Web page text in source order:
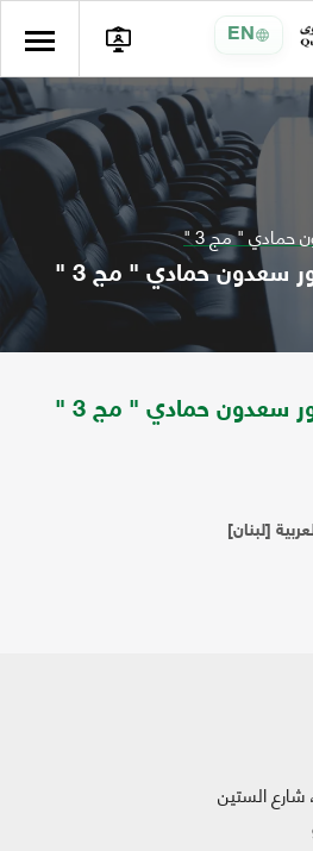
EN
حمادي " مج 3 "
سعدون حمادي " مج 3 "
سعدون حمادي " مج 3 "
[لبنان]
الستين